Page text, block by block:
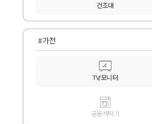
건조대
#가전
TV/모니터
공용세탁기